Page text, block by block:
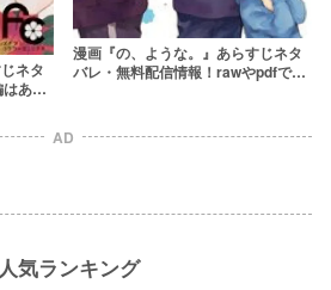
ネタ
あ
漫画『の、ような。』あらすじネタ
バレ・無料配信情報！rawやpdfで読
AD
気ランキング